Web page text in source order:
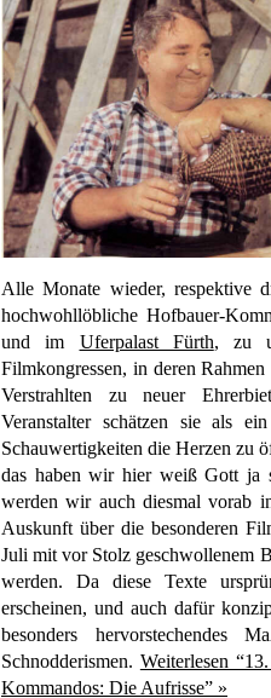
Alle Monate wieder, respektive
hochwohllöbliche Hofbauer-
und im Uferpalast Fürth, zu
Filmkongressen, in deren
Verstrahlten zu neuer
Veranstalter schätzen sie als
Schauwertigkeiten die Herzen zu
das haben wir hier weiß Gott ja
werden wir auch diesmal vorab
Auskunft über die besonderen
Juli mit vor Stolz geschwollenem
werden. Da diese Texte
erscheinen, und auch dafür
besonders hervorstechendes
Schnodderismen. Weiterlesen
Kommandos: Die Aufrisse” »